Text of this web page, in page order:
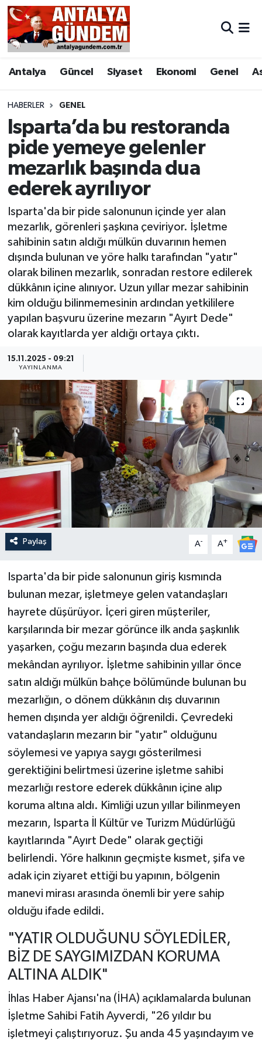
Antalya Güncel Siyaset Ekonomi Genel
HABERLER GENEL
Isparta’da bu restoranda
pide yemeye gelenler
mezarlık başında dua
ederek ayrılıyor
Isparta'da bir pide salonunun içinde yer alan
mezarlık, görenleri şaşkına çeviriyor. İşletme
sahibinin satın aldığı mülkün duvarının hemen
dışında bulunan ve yöre halkı tarafından "yatır"
olarak bilinen mezarlık, sonradan restore edilerek
dükkânın içine alınıyor. Uzun yıllar mezar sahibinin
kim olduğu bilinmemesinin ardından yetkililere
yapılan başvuru üzerine mezarın "Ayırt Dede"
olarak kayıtlarda yer aldığı ortaya çıktı.
15.11.2025 - 09:21
YAYINLANMA
Paylaş A- A+
Isparta'da bir pide salonunun giriş kısmında
bulunan mezar, işletmeye gelen vatandaşları
hayrete düşürüyor. İçeri giren müşteriler,
karşılarında bir mezar görünce ilk anda şaşkınlık
yaşarken, çoğu mezarın başında dua ederek
mekândan ayrılıyor. İşletme sahibinin yıllar önce
satın aldığı mülkün bahçe bölümünde bulunan bu
mezarlığın, o dönem dükkânın dış duvarının
hemen dışında yer aldığı öğrenildi. Çevredeki
vatandaşların mezarın bir "yatır" olduğunu
söylemesi ve yapıya saygı gösterilmesi
gerektiğini belirtmesi üzerine işletme sahibi
mezarlığı restore ederek dükkânın içine alıp
koruma altına aldı. Kimliği uzun yıllar bilinmeyen
mezarın, Isparta İl Kültür ve Turizm Müdürlüğü
kayıtlarında "Ayırt Dede" olarak geçtiği
belirlendi. Yöre halkının geçmişte kısmet, şifa ve
adak için ziyaret ettiği bu yapının, bölgenin
manevi mirası arasında önemli bir yere sahip
olduğu ifade edildi.
"YATIR OLDUĞUNU SÖYLEDİLER,
BİZ DE SAYGIMIZDAN KORUMA
ALTINA ALDIK"
İhlas Haber Ajansı'na (İHA) açıklamalarda bulunan
İşletme Sahibi Fatih Ayverdi, "26 yıldır bu
işletmeyi çalıştırıyoruz. Şu anda 45 yaşındayım ve
Antalya
Asayiş
Bilim & Teknoloji
Bölge
EĞİTİM
Ekonomi
Genel
Görüntülü Haber
Güncel
Kültür & Sanat
Sağlık & Yaşam
Siyaset
Spor
Antalya Nöbetçi Eczaneler
Antalya Hava Durumu
Antalya Namaz Vakitleri
Antalya Trafik Yoğunluk Haritası
Süper Lig Puan Durumu ve Fikstür
Tüm Manşetler
Son Dakika Haberleri
Haber Arşivi